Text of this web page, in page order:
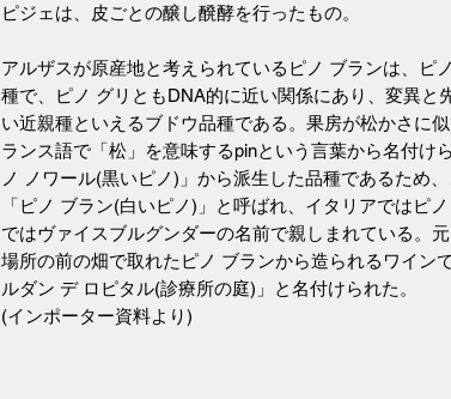
ピジェは、皮ごとの醸し醗酵を行ったもの。
アルザスが原産地と考えられているピノ ブランは、ピ
種で、ピノ グリともDNA的に近い関係にあり、変異と
い近親種といえるブドウ品種である。果房が松かさに
ランス語で「松」を意味するpinという言葉から名付け
ノ ノワール(黒いピノ)」から派生した品種であるため
「ピノ ブラン(白いピノ)」と呼ばれ、イタリアではピ
ではヴァイスブルグンダーの名前で親しまれている。
場所の前の畑で取れたピノ ブランから造られるワイン
ルダン デ ロピタル(診療所の庭)」と名付けられた。
(インポーター資料より)